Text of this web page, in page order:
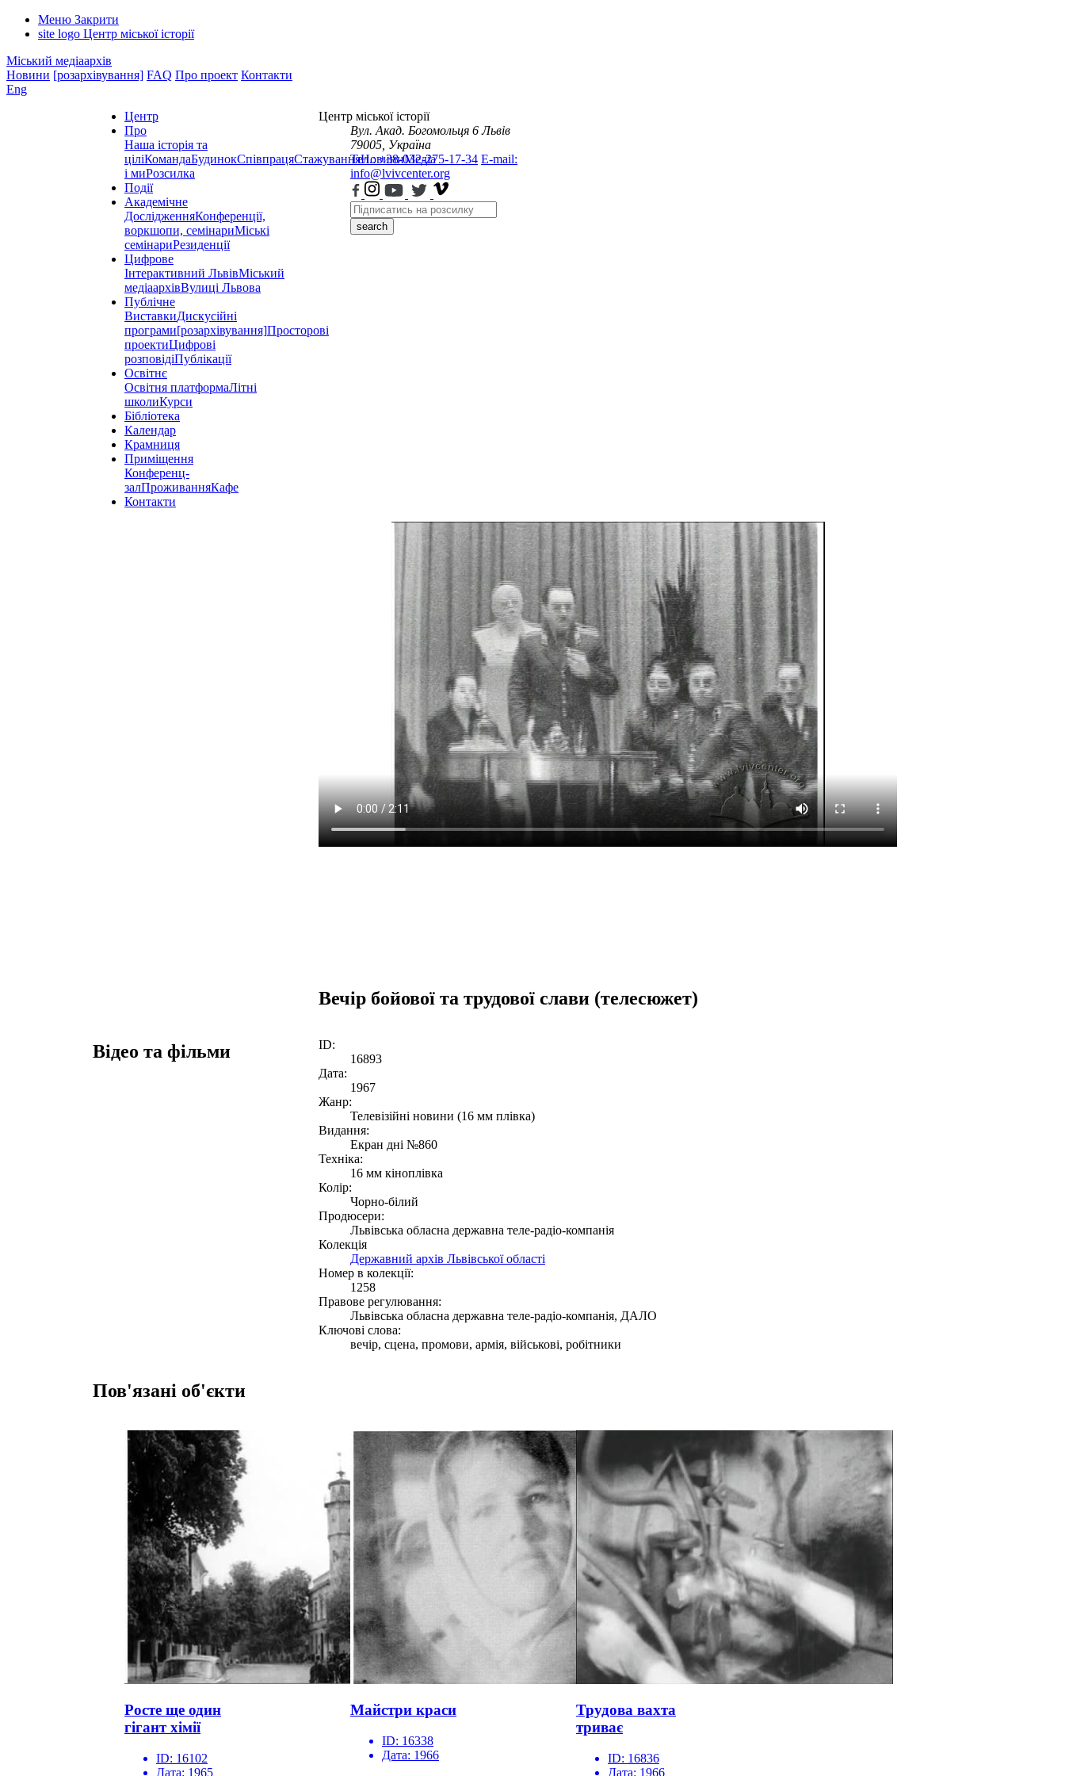
Меню Закрити
site logo Центр міської історії
Міський медіаархів
Новини [розархівування] FAQ Про проект Контакти
Eng
Центр
Про
Наша історія та
ціліКомандаБудинокСпівпрацяСтажуванняНовиниМедіа
і миРозсилка
Події
Академічне
ДослідженняКонференції,
воркшопи, семінариМіські
семінариРезиденції
Цифрове
Інтерактивний ЛьвівМіський
медіаархівВулиці Львова
Публічне
ВиставкиДискусійні
програми[розархівування]Просторові
проектиЦифрові
розповідіПублікації
Освітнє
Освітня платформаЛітні
школиКурси
Бібліотека
Календар
Крамниця
Приміщення
Конференц-
залПроживанняКафе
Контакти
Центр міської історії
Вул. Акад. Богомольця 6 Львів
79005, Україна
Тел.: +38-032-275-17-34 E-mail:
info@lvivcenter.org
search
Вечір бойової та трудової слави (телесюжет)
Відео та фільми
ID:
16893
Дата:
1967
Жанр:
Телевізійні новини (16 мм плівка)
Видання:
Екран дні №860
Техніка:
16 мм кіноплівка
Колір:
Чорно-білий
Продюсери:
Львівська обласна державна теле-радіо-компанія
Колекція
Державний архів Львівської області
Номер в колекції:
1258
Правове регулювання:
Львівська обласна державна теле-радіо-компанія, ДАЛО
Ключові слова:
вечір, сцена, промови, армія, військові, робітники
Пов'язані об'єкти
Росте ще один
гігант хімії
ID: 16102
Дата: 1965
Майстри краси
ID: 16338
Дата: 1966
Трудова вахта
триває
ID: 16836
Дата: 1966